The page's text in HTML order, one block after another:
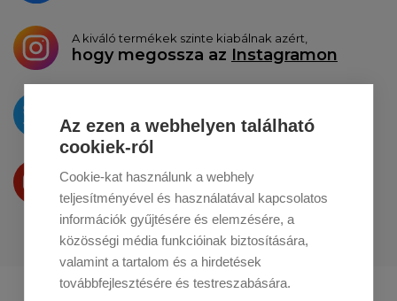
Az ezen a webhelyen található
cookiek-ról
Cookie-kat használunk a webhely
teljesítményével és használatával kapcsolatos
információk gyűjtésére és elemzésére, a
közösségi média funkcióinak biztosítására,
valamint a tartalom és a hirdetések
továbbfejlesztésére és testreszabására.
A kiváló termékek szinte kiabálnak azért,
hogy megossza az Instagramon
a Twitterentesszük közzé
Termékeinket
a Youtube-on is bemutatjuk
Profikuchar.sk Profikuchař.cz